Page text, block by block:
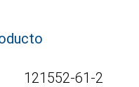
121552-61-2